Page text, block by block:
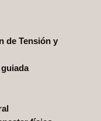
de Tensión y